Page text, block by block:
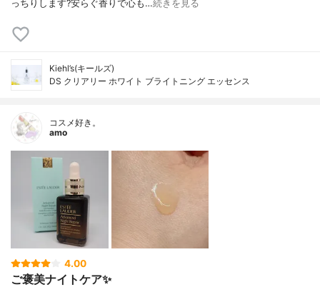
っちりします?安らぐ香りで心も…続きを見る
Kiehl’s(キールズ)
DS クリアリー ホワイト ブライトニング エッセンス
コスメ好き。
amo
4.00
ご褒美ナイトケア✨